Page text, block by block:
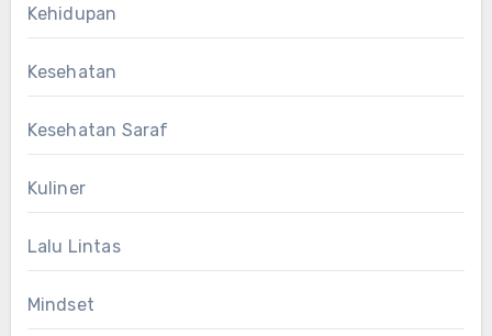
Kehidupan
Kesehatan
Kesehatan Saraf
Kuliner
Lalu Lintas
Mindset